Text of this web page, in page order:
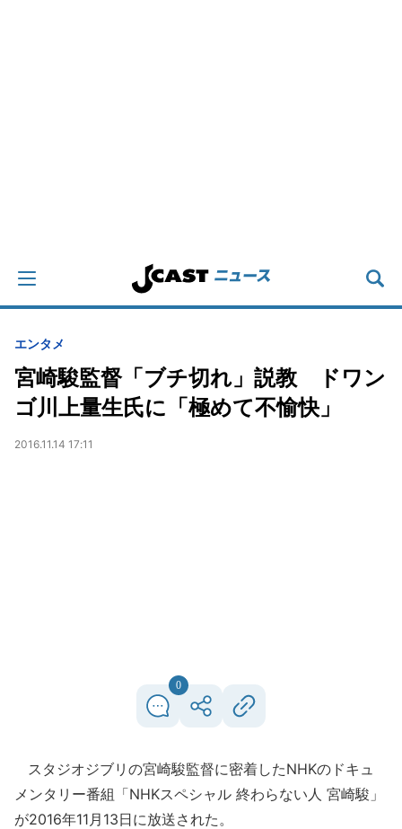
エンタメ
宮崎駿監督「ブチ切れ」説教 ドワン
ゴ川上量生氏に「極めて不愉快」
2016.11.14 17:11
0
スタジオジブリの宮崎駿監督に密着したNHKのドキュ
メンタリー番組「NHKスペシャル 終わらない人 宮崎駿」
が2016年11月13日に放送された。